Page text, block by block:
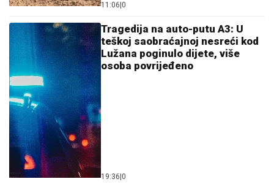
11:06 0
Tragedija na auto-putu A3: U
teškoj saobraćajnoj nesreći kod
Lužana poginulo dijete, više
osoba povrijeđeno
19:36 0